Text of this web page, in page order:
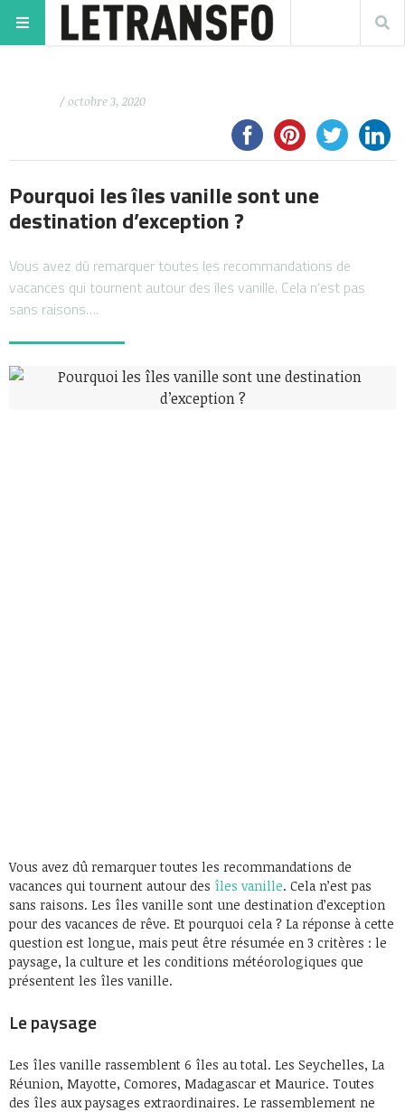
/ octobre 3, 2020
Pourquoi les îles vanille sont une
destination d’exception ?
Vous avez dû remarquer toutes les recommandations de
vacances qui tournent autour des îles vanille. Cela n’est pas
sans raisons….
Vous avez dû remarquer toutes les recommandations de
vacances qui tournent autour des îles vanille. Cela n’est pas
sans raisons. Les îles vanille sont une destination d’exception
pour des vacances de rêve. Et pourquoi cela ? La réponse à cette
question est longue, mais peut être résumée en 3 critères : le
paysage, la culture et les conditions météorologiques que
présentent les îles vanille.
Le paysage
Les îles vanille rassemblent 6 îles au total. Les Seychelles, La
Réunion, Mayotte, Comores, Madagascar et Maurice. Toutes
des îles aux paysages extraordinaires. Le rassemblement ne